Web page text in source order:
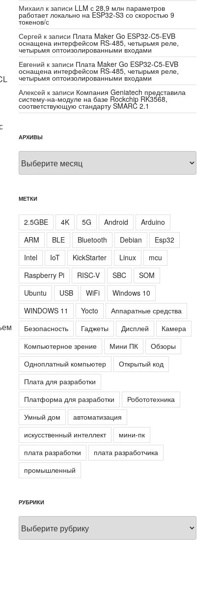
Михаил к записи LLM с 28,9 млн параметров
работает локально на ESP32-S3 со скоростью 9
токенов/с
Сергей к записи Плата Maker Go ESP32-C5-EVB
оснащена интерфейсом RS-485, четырьмя реле,
четырьмя оптоизолированными входами
Евгений к записи Плата Maker Go ESP32-C5-EVB
оснащена интерфейсом RS-485, четырьмя реле,
четырьмя оптоизолированными входами
Алексей к записи Компания Geniatech представила
систему-на-модуле на базе Rockchip RK3568,
соответствующую стандарту SMARC 2.1
АРХИВЫ
Архивы
МЕТКИ
2.5GBE 4K 5G Android
Arduino
ARM
BLE Bluetooth Debian
Esp32
Intel
IoT KickStarter Linux
mcu
Raspberry Pi
RISC-V SBC
SOM
Ubuntu
USB WiFi
Windows 10
WINDOWS 11
Yocto
Аппаратные средства
Безопасность
Гаджеты Дисплей
Камера
Компьютерное зрение
Мини ПК
Обзоры
Одноплатный компьютер
Открытый код
Плата для разработки
Платформа для разработки
Робототехника
Умный дом
автоматизация
искусственный интеллект
мини-пк
плата разработки
плата разработчика
промышленный
РУБРИКИ
Рубрики